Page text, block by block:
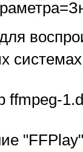
ffmpeg-